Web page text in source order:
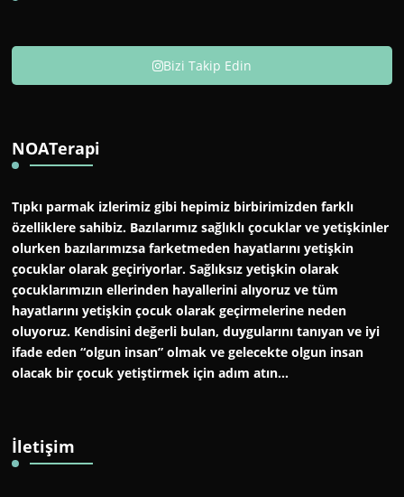
Bizi Takip Edin
NOATerapi
Tıpkı parmak izlerimiz gibi hepimiz birbirimizden farklı
özelliklere sahibiz. Bazılarımız sağlıklı çocuklar ve yetişkinler
olurken bazılarımızsa farketmeden hayatlarını yetişkin
çocuklar olarak geçiriyorlar. Sağlıksız yetişkin olarak
çocuklarımızın ellerinden hayallerini alıyoruz ve tüm
hayatlarını yetişkin çocuk olarak geçirmelerine neden
oluyoruz. Kendisini değerli bulan, duygularını tanıyan ve iyi
ifade eden “olgun insan” olmak ve gelecekte olgun insan
olacak bir çocuk yetiştirmek için adım atın…
İletişim